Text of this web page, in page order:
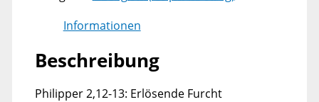
(38)
Menge
Informationen
Beschreibung
Philipper 2,12-13: Erlösende Furcht